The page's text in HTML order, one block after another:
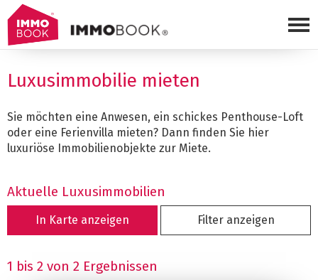
Luxusimmobilie mieten
Sie möchten eine Anwesen, ein schickes Penthouse-Loft
oder eine Ferienvilla mieten? Dann finden Sie hier
luxuriöse Immobilienobjekte zur Miete.
Aktuelle Luxusimmobilien
In Karte anzeigen Filter anzeigen
1 bis 2 von 2 Ergebnissen